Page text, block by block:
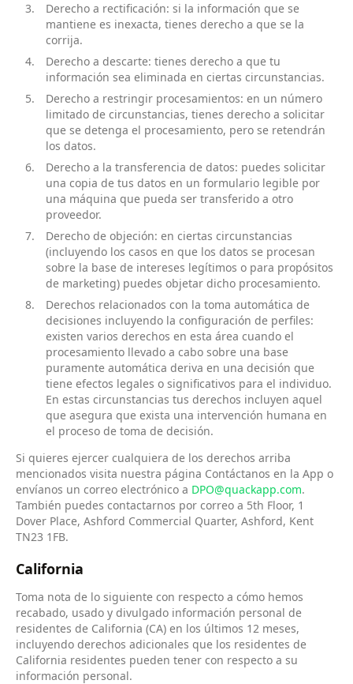
Derecho a rectificación: si la información que se
mantiene es inexacta, tienes derecho a que se la
corrija.
Derecho a descarte: tienes derecho a que tu
información sea eliminada en ciertas circunstancias.
Derecho a restringir procesamientos: en un número
limitado de circunstancias, tienes derecho a solicitar
que se detenga el procesamiento, pero se retendrán
los datos.
Derecho a la transferencia de datos: puedes solicitar
una copia de tus datos en un formulario legible por
una máquina que pueda ser transferido a otro
proveedor.
Derecho de objeción: en ciertas circunstancias
(incluyendo los casos en que los datos se procesan
sobre la base de intereses legítimos o para propósitos
de marketing) puedes objetar dicho procesamiento.
Derechos relacionados con la toma automática de
decisiones incluyendo la configuración de perfiles:
existen varios derechos en esta área cuando el
procesamiento llevado a cabo sobre una base
puramente automática deriva en una decisión que
tiene efectos legales o significativos para el individuo.
En estas circunstancias tus derechos incluyen aquel
que asegura que exista una intervención humana en
el proceso de toma de decisión.
Si quieres ejercer cualquiera de los derechos arriba
mencionados visita nuestra página Contáctanos en la App o
envíanos un correo electrónico a DPO@quackapp.com.
También puedes contactarnos por correo a 5th Floor, 1
Dover Place, Ashford Commercial Quarter, Ashford, Kent
TN23 1FB.
California
Toma nota de lo siguiente con respecto a cómo hemos
recabado, usado y divulgado información personal de
residentes de California (CA) en los últimos 12 meses,
incluyendo derechos adicionales que los residentes de
California residentes pueden tener con respecto a su
información personal.